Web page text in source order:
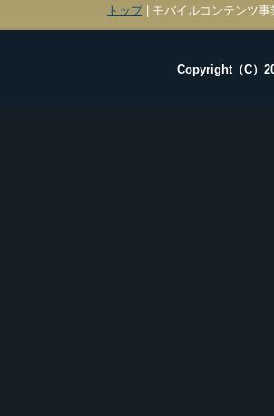
トップ| モバイルコンテンツ
Copyright（C）